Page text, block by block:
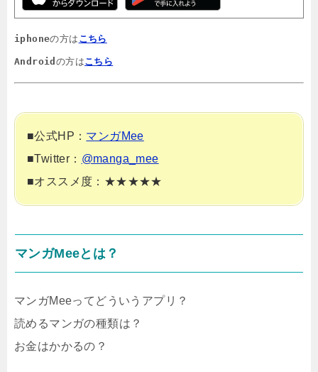
iphoneの方は こちら
Android の方はこちら
■公式HP： マンガMee
■Twitter： @manga_mee
■オススメ度：★★★★★
マンガMeeとは？
マンガMeeってどういうアプリ？
読めるマンガの種類は？
お金はかかるの？